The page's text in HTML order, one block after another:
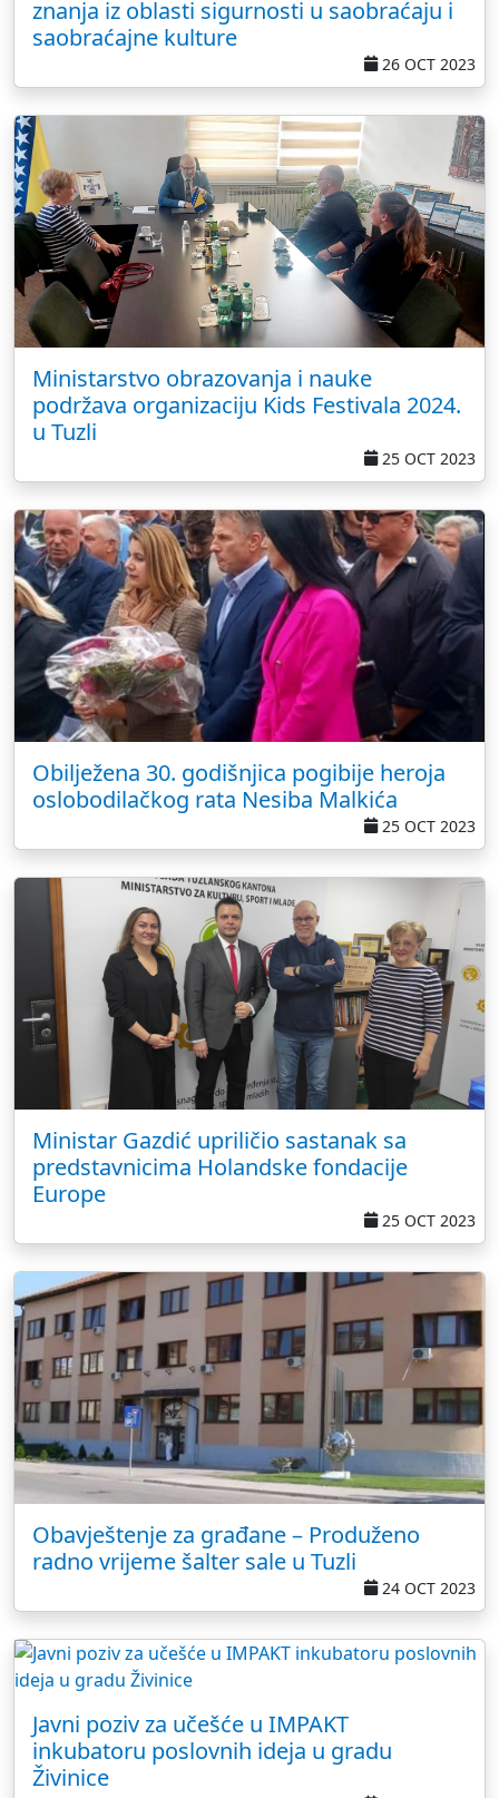
znanja iz oblasti sigurnosti u saobraćaju i
saobraćajne kulture
26 OCT 2023
Ministarstvo obrazovanja i nauke
podržava organizaciju Kids Festivala 2024.
u Tuzli
25 OCT 2023
Obilježena 30. godišnjica pogibije heroja
oslobodilačkog rata Nesiba Malkića
25 OCT 2023
Ministar Gazdić upriličio sastanak sa
predstavnicima Holandske fondacije
Europe
25 OCT 2023
Obavještenje za građane – Produženo
radno vrijeme šalter sale u Tuzli
24 OCT 2023
Javni poziv za učešće u IMPAKT
inkubatoru poslovnih ideja u gradu
Živinice